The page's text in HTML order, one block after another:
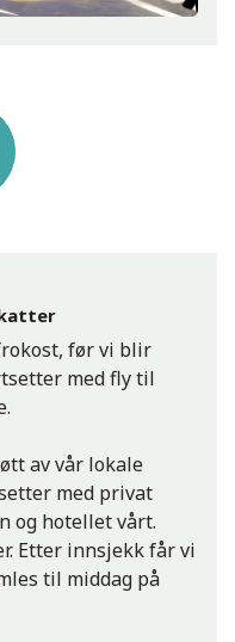
før vi blir
med fly til
av vår lokale
med privat
og hotellet vårt.
Etter innsjekk får vi
til middag på